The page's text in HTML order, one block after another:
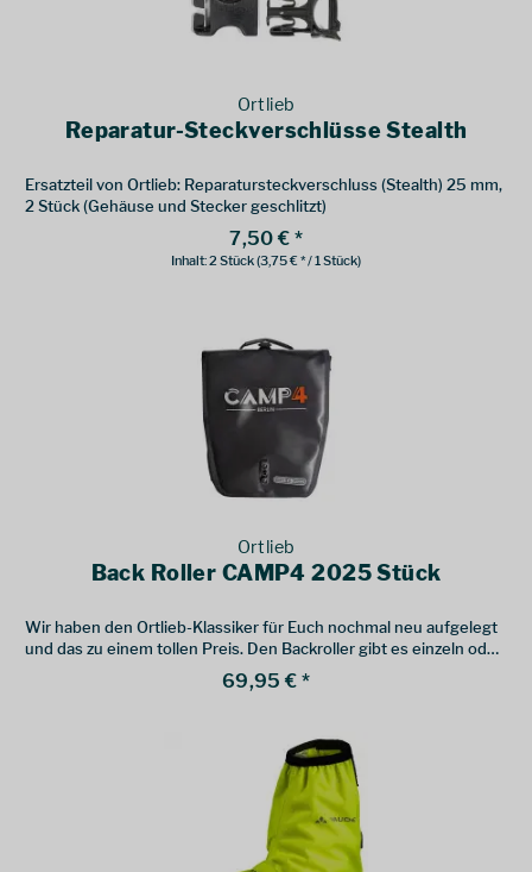
Ortlieb
Reparatur-Steckverschlüsse Stealth
Ersatzteil von Ortlieb: Reparatursteckverschluss (Stealth) 25 mm,
2 Stück (Gehäuse und Stecker geschlitzt)
7,50 € *
Inhalt:2 Stück(3,75 € * / 1 Stück)
Ortlieb
Back Roller CAMP4 2025 Stück
Wir haben den Ortlieb-Klassiker für Euch nochmal neu aufgelegt
und das zu einem tollen Preis. Den Backroller gibt es einzeln oder
69,95 € *